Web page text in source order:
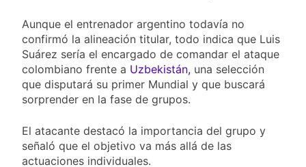
Aunque el entrenador argentino todavía no
confirmó la alineación titular, todo indica que Luis
Suárez sería el encargado de comandar el ataque
colombiano frente a Uzbekistán, una selección
que disputará su primer Mundial y que buscará
sorprender en la fase de grupos.
El atacante destacó la importancia del grupo y
señaló que el objetivo va más allá de las
actuaciones individuales.